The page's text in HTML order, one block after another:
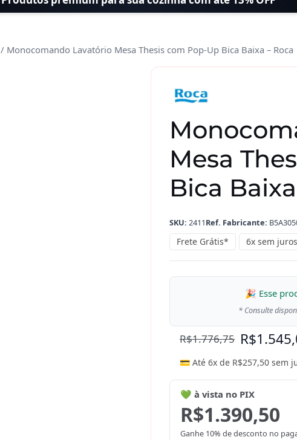
/ Monocomando Lavatório Mesa Thesis com Pop-Up Bica Baixa – Roca
Mesa
Bica
SKU: 2411Ref. Fabricante:
Frete Grátis* 6x sem juros
🎉 Esse
* Consulte
R$1.776,75 R$
💳 Até 6x de R$257,50 sem
💚 à vista no PIX
R$1.390,50
Ganhe 10% de desconto no
Lavatório
Mesa
Thesis
com
Pop-
Up
Bica
Baixa
Roca
quantidade